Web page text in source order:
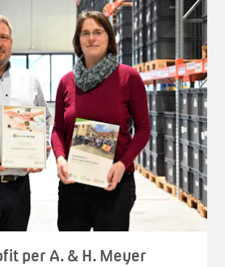
per A. & H. Meyer